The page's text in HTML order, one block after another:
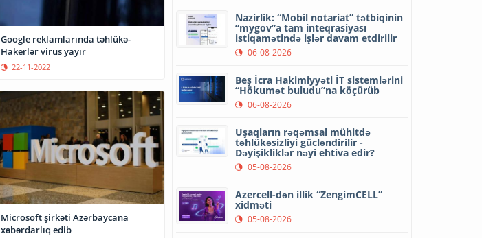
Google reklamlarında təhlükə-
Hakerlər virus yayır
22-11-2022
Microsoft şirkəti Azərbaycana
xəbərdarlıq edib
Nazirlik: “Mobil notariat” tətbiqinin
“mygov”a tam inteqrasiyası
istiqamətində işlər davam etdirilir
06-08-2026
Beş İcra Hakimiyyəti İT sistemlərini
“Hökumət buludu”na köçürüb
06-08-2026
Uşaqların rəqəmsal mühitdə
təhlükəsizliyi gücləndirilir -
Dəyişikliklər nəyi ehtiva edir?
05-08-2026
Azercell-dən illik “ZengimCELL”
xidməti
05-08-2026